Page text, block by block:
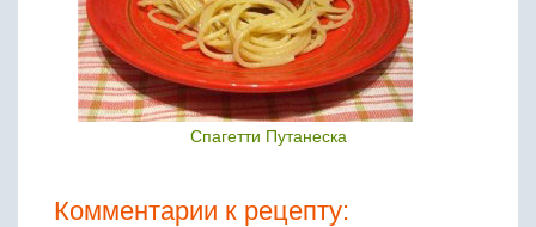
Спагетти Путанеска
Комментарии к рецепту: